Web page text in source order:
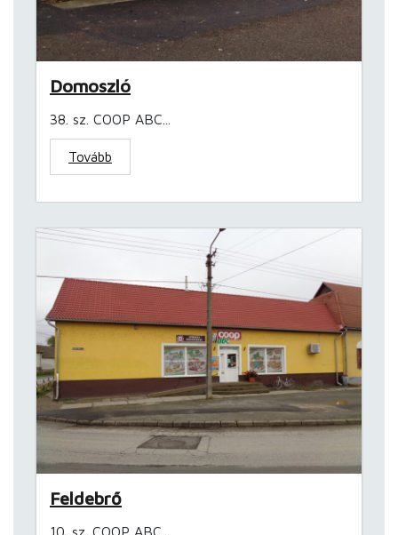
Domoszló
38. sz. COOP ABC...
Tovább
Feldebrő